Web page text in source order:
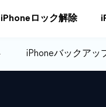
iPhoneロック解除
iPhoneバックアッ